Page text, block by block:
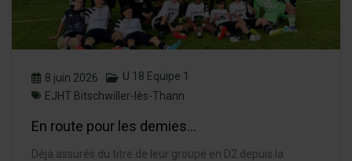
8 juin 2026
U 18 Equipe 1
EJHT Bitschwiller-lès-Thann
En route pour les demies…
Déjà assurés du titre de leur groupe en D2 depuis la